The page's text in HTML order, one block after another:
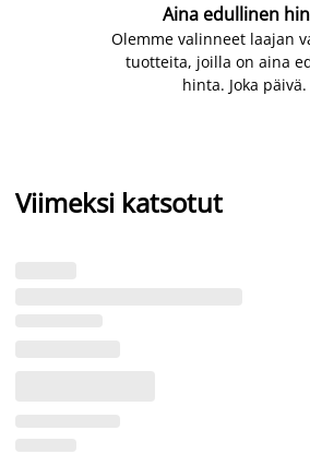
Aina edullinen
Olemme valinneet laajan
tuotteita, joilla on aina
hinta. Joka päivä.
Viimeksi katsotut